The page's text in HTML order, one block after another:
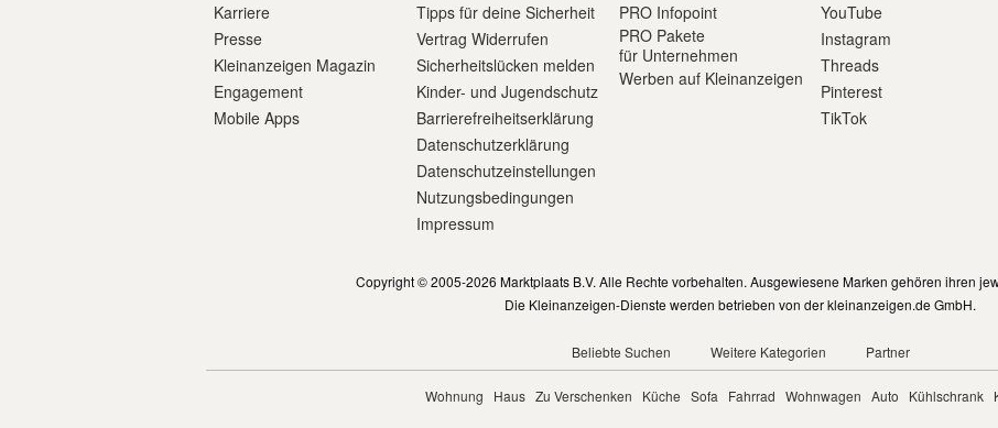
Karriere
Presse
Kleinanzeigen Magazin
Engagement
Mobile Apps
Tipps für deine Sicherheit
Vertrag Widerrufen
Sicherheitslücken melden
Kinder- und Jugendschutz
Barrierefreiheitserklärung
Datenschutzerklärung
Datenschutzeinstellungen
Nutzungsbedingungen
Impressum
PRO Infopoint
PRO Pakete
für Unternehmen
Werben auf Kleinanzeigen
YouTube
Instagram
Threads
Pinterest
TikTok
Copyright © 2005-2026 Marktplaats B.V. Alle Rechte vorbehalten. Ausgewiesene Marken gehören ihren
Die Kleinanzeigen-Dienste werden betrieben von der kleinanzeigen.de GmbH.
Beliebte Suchen Weitere Kategorien Partner
Wohnung Haus Zu Verschenken Küche Sofa Fahrrad Wohnwagen Auto Kühlschrank